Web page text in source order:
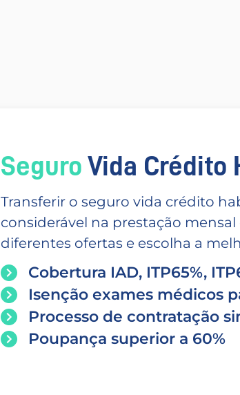
Seguro Vida Crédito
Transferir o seguro vida crédito
considerável na prestação
diferentes ofertas e escolha a
Cobertura IAD, ITP65%,
Isenção exames médicos
Processo de contratação
Poupança superior a 60%